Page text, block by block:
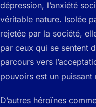
dépression, l’anxiété
véritable nature. Isolée
rejetée par la société,
par ceux qui se sentent
parcours vers
pouvoirs est un puissant
D’autres héroïnes